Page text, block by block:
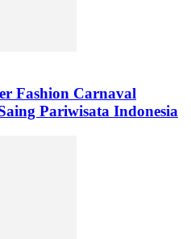
Fashion Carnaval
Pariwisata Indonesia